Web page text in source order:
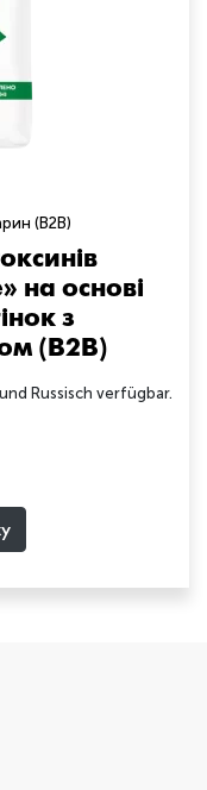
(B2B)
на основі
з
(B2B)
Russisch verfügbar.